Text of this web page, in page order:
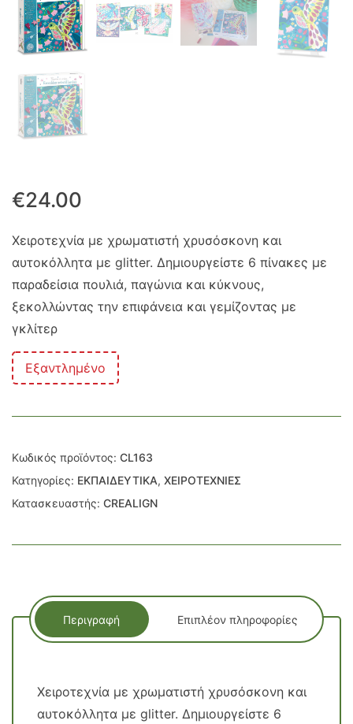
€24.00
Χειροτεχνία με χρωματιστή χρυσόσκονη και
αυτοκόλλητα με glitter. Δημιουργείστε 6 πίνακες με
παραδείσια πουλιά, παγώνια και κύκνους,
ξεκολλώντας την επιφάνεια και γεμίζοντας με
γκλίτερ
Εξαντλημένο
Κωδικός προϊόντος: CL163
Κατηγορίες: ΕΚΠΑΙΔΕΥΤΙΚΑ, ΧΕΙΡΟΤΕΧΝΙΕΣ
Κατασκευαστής: CREALIGN
Περιγραφή Επιπλέον πληροφορίες
Χειροτεχνία με χρωματιστή χρυσόσκονη και
αυτοκόλλητα με glitter. Δημιουργείστε 6